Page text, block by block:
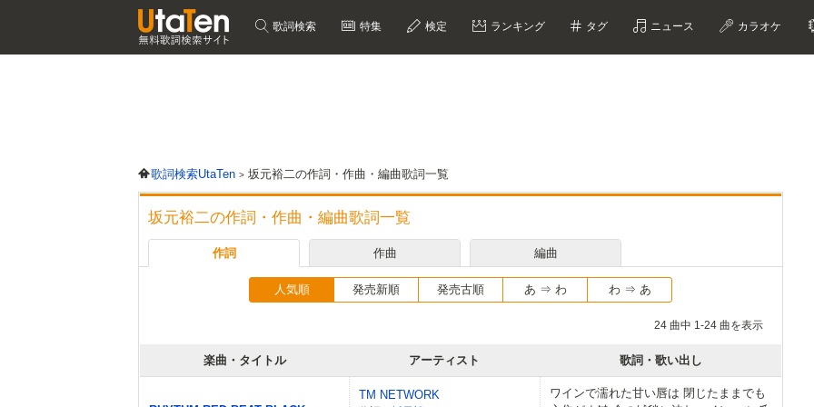
歌詞検索 特集 検定 ランキング タグ ニュース カラオケ
歌詞検索UtaTen 坂元裕二の作詞・作曲・編曲歌詞一覧
坂元裕二の作詞・作曲・編曲歌詞一覧
作詞 作曲 編曲
人気順 発売新順 発売古順 あ ⇒ わ わ ⇒ あ
24 曲中 1-24 曲を表示
楽曲・タイトル アーティスト 歌詞・歌い出し
TM NETWORK
ワインで濡れた甘い唇は 閉じたままでも